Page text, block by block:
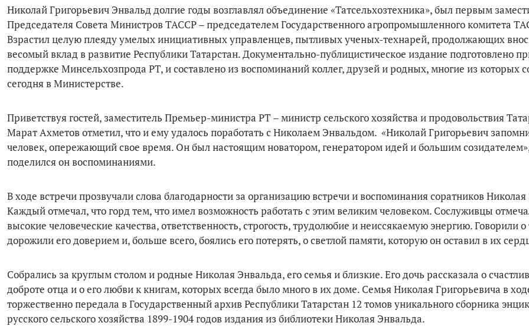
Николай Григорьевич Энвальд долгие годы возглавлял объединение «Татсельхозтехника», был первым
Председателя Совета Министров ТАССР – председателем Государственного агропромышленного комитета
Взрастил целую плеяду умелых инициативных управленцев, пытливых ученых-технарей, продолжающих
весомый вклад в развитие Республики Татарстан. Документально-публицистическое издание подготовлено
поддержке Минсельхозпрода РТ, и составлено из воспоминаний коллег, друзей и родных, многие из которых
сегодня в Министерстве.
Приветствуя гостей, заместитель Премьер-министра РТ – министр сельского хозяйства и продовольствия
Марат Ахметов отметил, что и ему удалось поработать с Николаем Энвальдом. «Николай Григорьевич
человек, опережающий свое время. Он был настоящим новатором, генератором идей и большим
поделился он воспоминаниями.
В ходе встречи прозвучали слова благодарности за организацию встречи и воспоминания соратников
Каждый отмечал, что горд тем, что имел возможность работать с этим великим человеком. Сослуживцы
высокие человеческие качества, ответственность, строгость, трудолюбие и неиссякаемую энергию. Говорили
дорожили его доверием и, больше всего, боялись его потерять, о светлой памяти, которую он оставил в их
Собрались за круглым столом и родные Николая Энвальда, его семья и близкие. Его дочь рассказала о
доброте отца и о его любви к книгам, которых всегда было много в их доме. Семья Николая Григорьевича в
торжественно передала в Государственный архив Республики Татарстан 12 томов уникального сборника
русского сельского хозяйства 1899-1904 годов издания из библиотеки Николая Энвальда.